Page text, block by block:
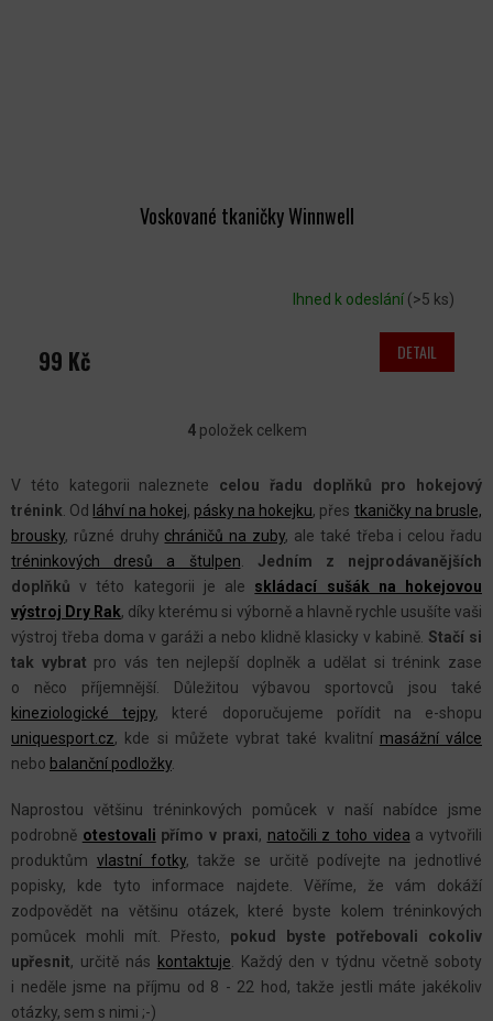
Voskované tkaničky Winnwell
Ihned k odeslání (>5 ks)
99 Kč DETAIL
V
L
Á
D
A
C
Í
P
R
V
V
Ý
P
I
S
U
4položek celkem
V této kategorii naleznete celou řadu doplňků pro hokejový
trénink . Od láhví na hokej, pásky na hokejku, přes tkaničky na brusle,
brousky, různé druhy chráničů na zuby, ale také třeba i celou řadu
tréninkových dresů a štulpen
Jedním z nejprodávanějších
doplňků v této kategorii je ale skládací sušák na hokejovou
výstroj Dry Rak, díky kterému si výborně a hlavně rychle usušíte vaši
výstroj třeba doma v garáži a nebo klidně klasicky v kabině. Stačí si
tak vybrat pro vás ten nejlepší doplněk a udělat si trénink zase
o něco příjemnější. Důležitou výbavou sportovců jsou také
kineziologické tejpy, které doporučujeme pořídit na e-shopu
uniquesport.cz, kde si můžete vybrat také kvalitní masážní válce
nebo balanční podložky
Naprostou většinu tréninkových pomůcek v naší nabídce jsme
podrobně otestovali přímo v praxi, natočili z toho videa a vytvořili
produktům vlastní fotky, takže se určitě podívejte na jednotlivé
popisky, kde tyto informace najdete. Věříme, že vám dokáží
zodpovědět na většinu otázek, které byste kolem tréninkových
pomůcek mohli mít. Přesto, pokud byste potřebovali cokoliv
upřesnit, určitě nás kontaktuje
Každý den v týdnu včetně soboty
i neděle jsme na příjmu od 8 - 22 hod, takže jestli máte jakékoliv
otázky, sem s nimi ;-)